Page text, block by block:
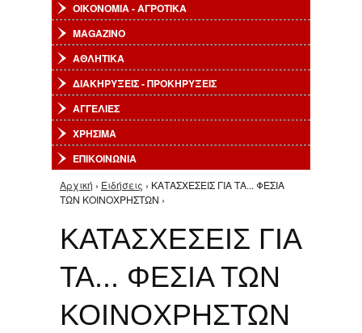
ΟΙΚΟΝΟΜΙΑ - ΑΓΡΟΤΙΚΑ
MAGAZINO
ΑΘΛΗΤΙΚΑ
ΔΙΑΚΗΡΥΞΕΙΣ - ΠΡΟΚΗΡΥΞΕΙΣ
ΑΓΓΕΛΙΕΣ
ΧΡΗΣΙΜΑ
ΕΠΙΚΟΙΝΩΝΙΑ
Είστε εδώ
Αρχική › Ειδήσεις › ΚΑΤΑΣΧΕΣΕΙΣ ΓΙΑ ΤΑ... ΦΕΣΙΑ
ΤΩΝ ΚΟΙΝΟΧΡΗΣΤΩΝ ›
ΚΑΤΑΣΧΕΣΕΙΣ ΓΙΑ
ΤΑ... ΦΕΣΙΑ ΤΩΝ
ΚΟΙΝΟΧΡΗΣΤΩΝ